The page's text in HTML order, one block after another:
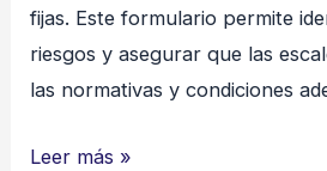
fijas. Este formulario permite
riesgos y asegurar que las
las normativas y condiciones
INSPECCIÓN
Leer más »